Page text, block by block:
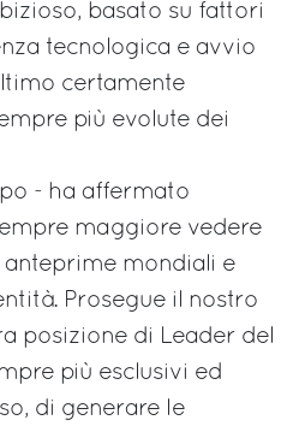
basato su fattori
tecnologica e avvio
certamente
più evolute dei
- ha affermato
maggiore vedere
anteprime mondiali e
Prosegue il nostro
posizione di Leader del
più esclusivi ed
di generare le